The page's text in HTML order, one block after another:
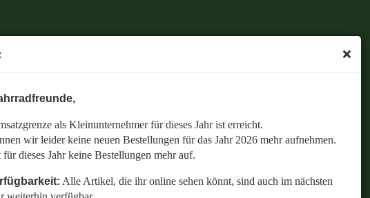
als Kleinunternehmer für dieses Jahr ist erreicht.
wir leider keine neuen Bestellungen für das Jahr 2026 mehr aufnehmen.
dieses Jahr keine Bestellungen mehr auf.
Alle Artikel, die ihr online sehen könnt, sind auch im nächsten
aufnehmen.
im nächsten Jahr weiterhin verfügbar.
die bis einschließlich 19.07.2026 eingegangen sind.